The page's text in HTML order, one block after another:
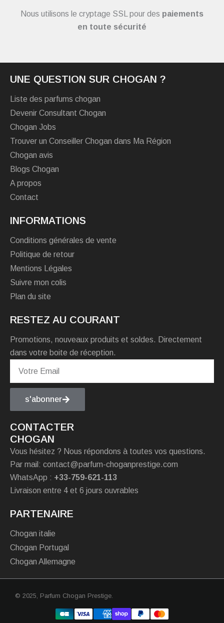
Nous utilisons le cryptage SSL pour des paiements
en toute sécurité
UNE QUESTION SUR CHOGAN ?
Liste des parfums chogan
Devenir Consultant Chogan
Chogan Jobs
Trouver un Conseiller Chogan dans Ma Région
Chogan avis
Blogs Chogan
A propos
Contact
INFORMATIONS
Conditions générales de vente
Politique de retour
Mentions Légales
Suivre mon colis
Plan du site
RESTEZ AU COURANT
Promotions, nouveaux produits et soldes. Directement
dans votre boite de réception.
s'abonner
CONTACTER
CHOGAN
Vous hésitez ? Nous répondons à toutes vos questions.
Par mail: contact@parfum-choganprestige.com
WhatsApp : +33-759-621-113
Livraison entre 4 et 6 jours ouvrables
PARTENAIRE
Chogan italie
Chogan Portugal
Chogan Allemagne
© 2025, Parfum Chogan Prestige.